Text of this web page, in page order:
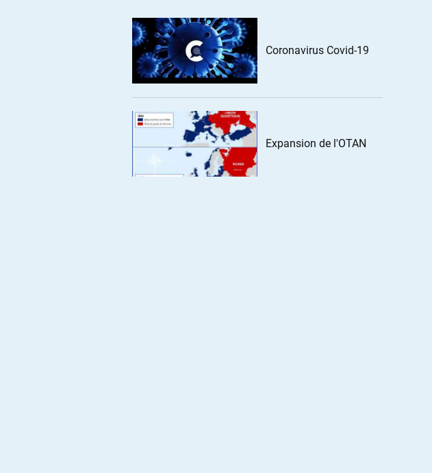
Coronavirus Covid-19
Expansion de l'OTAN